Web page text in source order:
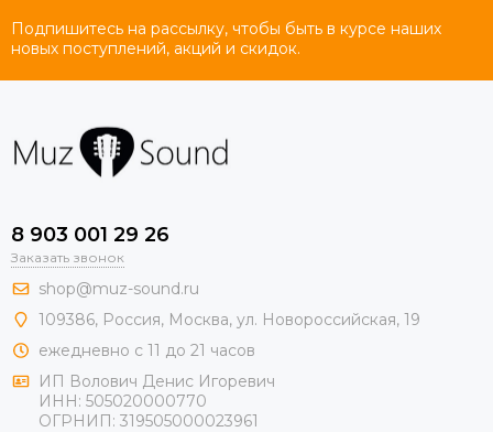
Подпишитесь на рассылку, чтобы быть в курсе наших
новых поступлений, акций и скидок.
8 903 001 29 26
Заказать звонок
shop@muz-sound.ru
109386, Россия, Москва, ул. Новороссийская, 19
ежедневно с 11 до 21 часов
ИП Волович Денис Игоревич
ИНН: 505020000770
ОГРНИП: 319505000023961